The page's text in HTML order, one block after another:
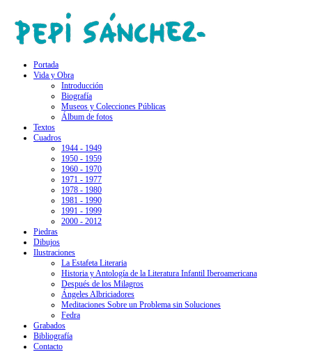
Portada
Vida y Obra
Introducción
Biografía
Museos y Colecciones Públicas
Álbum de fotos
Textos
Cuadros
1944 - 1949
1950 - 1959
1960 - 1970
1971 - 1977
1978 - 1980
1981 - 1990
1991 - 1999
2000 - 2012
Piedras
Dibujos
Ilustraciones
La Estafeta Literaria
Historia y Antología de la Literatura Infantil Iberoamericana
Después de los Milagros
Ángeles Albriciadores
Meditaciones Sobre un Problema sin Soluciones
Fedra
Grabados
Bibliografía
Contacto